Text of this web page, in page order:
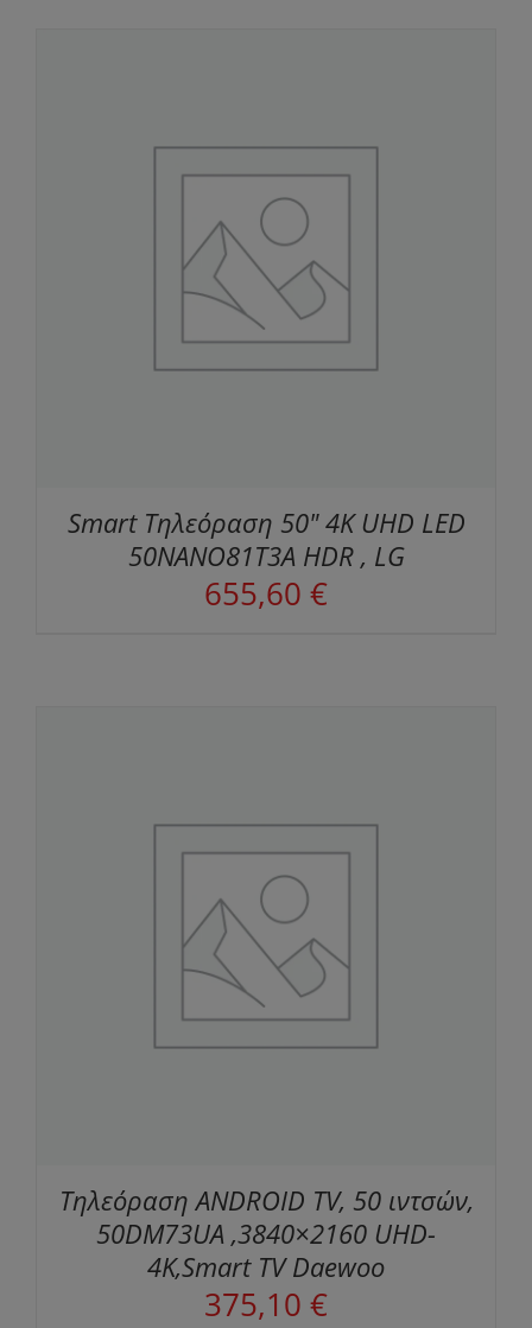
Smart Τηλεόραση 50" 4K UHD LED
50NANO81T3A HDR , LG
655,60 €
Τηλεόραση ANDROID TV, 50 ιντσών,
50DM73UA ,3840×2160 UHD-
4K,Smart TV Daewoo
375,10 €